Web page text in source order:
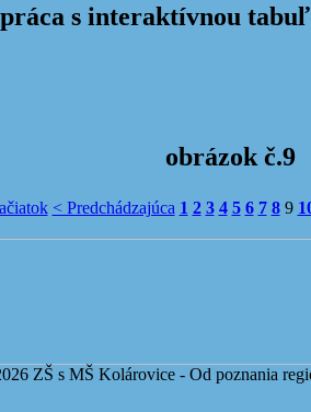
s interaktívnou
obrázok č.9
< Predchádzajúca 1 2 3 4 5 6 7 8 9
ZŠ s MŠ Kolárovice - Od poznania